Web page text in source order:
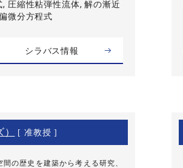
圧縮性粘弾性流体, 解の漸近
微分方程式
シラバス情報
[ 准教授 ]
の歴史を建築から考える研究、